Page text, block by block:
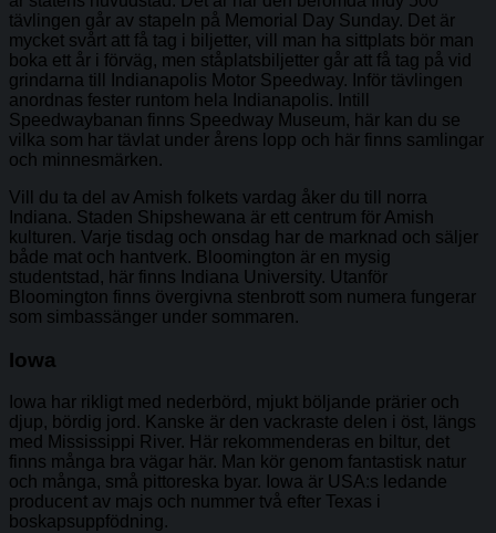
tävlingen går av stapeln på Memorial Day Sunday. Det är
mycket svårt att få tag i biljetter, vill man ha sittplats bör man
boka ett år i förväg, men ståplatsbiljetter går att få tag på vid
grindarna till Indianapolis Motor Speedway. Inför tävlingen
anordnas fester runtom hela Indianapolis. Intill
Speedwaybanan finns Speedway Museum, här kan du se
vilka som har tävlat under årens lopp och här finns samlingar
och minnesmärken.
Vill du ta del av Amish folkets vardag åker du till norra
Indiana. Staden Shipshewana är ett centrum för Amish
kulturen. Varje tisdag och onsdag har de marknad och säljer
både mat och hantverk. Bloomington är en mysig
studentstad, här finns Indiana University. Utanför
Bloomington finns övergivna stenbrott som numera fungerar
som simbassänger under sommaren.
Iowa
Iowa har rikligt med nederbörd, mjukt böljande prärier och
djup, bördig jord. Kanske är den vackraste delen i öst, längs
med Mississippi River. Här rekommenderas en biltur, det
finns många bra vägar här. Man kör genom fantastisk natur
och många, små pittoreska byar. Iowa är USA:s ledande
producent av majs och nummer två efter Texas i
boskapsuppfödning.